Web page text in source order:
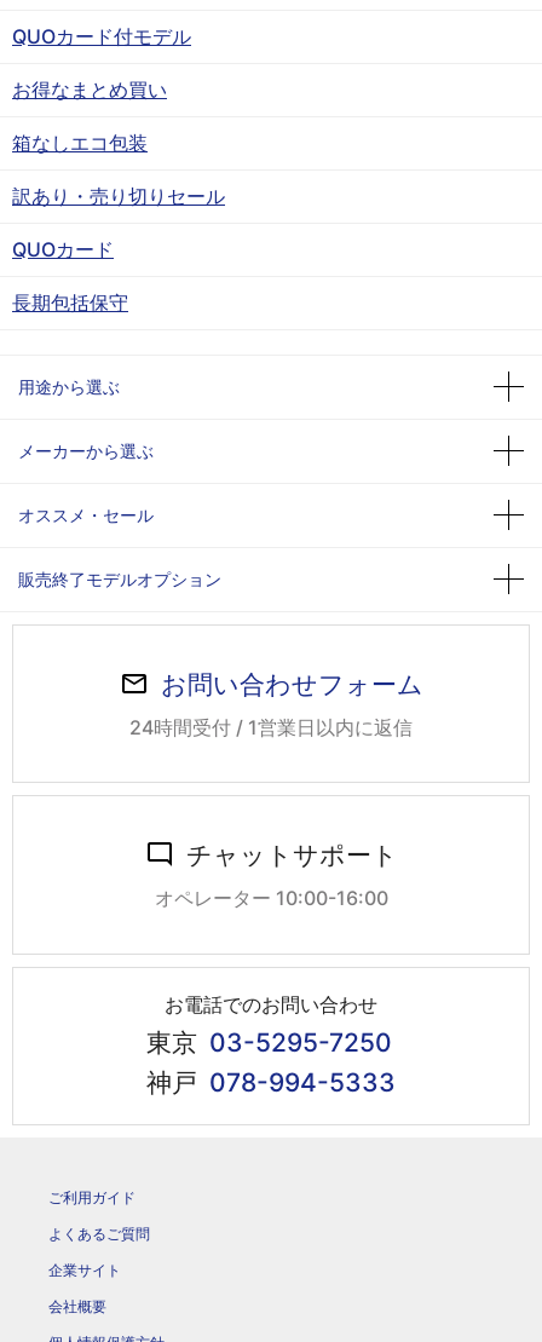
QUOカード付モデル
お得なまとめ買い
箱なしエコ包装
訳あり・売り切りセール
QUOカード
長期包括保守
用途から選ぶ
メーカーから選ぶ
オススメ・セール
販売終了モデルオプション
お問い合わせフォーム
24時間受付 / 1営業日以内に返信
チャットサポート
オペレーター 10:00-16:00
お電話でのお問い合わせ
東京 03-5295-7250
神戸 078-994-5333
ご利用ガイド
よくあるご質問
企業サイト
会社概要